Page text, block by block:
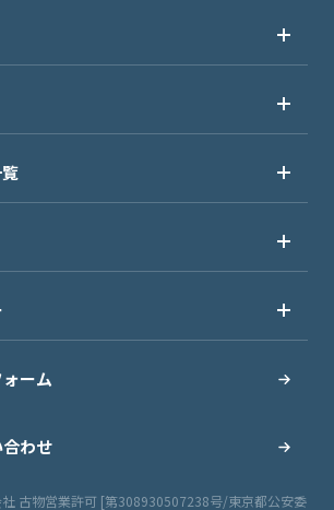
ーム
わせ
古物営業許可 [第308930507238号/東京都公安委